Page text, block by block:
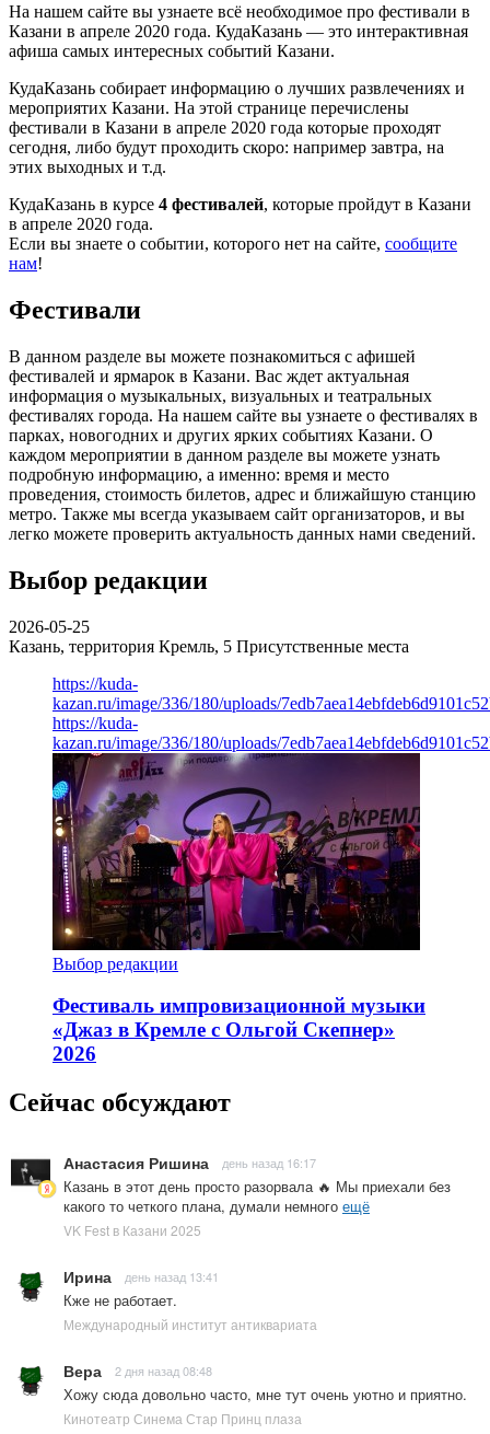
На нашем сайте вы узнаете всё необходимое про фестивали в
Казани в апреле 2020 года. КудаКазань — это интерактивная
афиша самых интересных событий Казани.
КудаКазань собирает информацию о лучших развлечениях и
мероприятих Казани. На этой странице перечислены
фестивали в Казани в апреле 2020 года которые проходят
сегодня, либо будут проходить скоро: например завтра, на
этих выходных и т.д.
КудаКазань в курсе 4 фестивалей, которые пройдут в Казани
в апреле 2020 года.
Если вы знаете о событии, которого нет на сайте, сообщите
нам!
Фестивали
В данном разделе вы можете познакомиться с афишей
фестивалей и ярмарок в Казани. Вас ждет актуальная
информация о музыкальных, визуальных и театральных
фестивалях города. На нашем сайте вы узнаете о фестивалях в
парках, новогодних и других ярких событиях Казани. О
каждом мероприятии в данном разделе вы можете узнать
подробную информацию, а именно: время и место
проведения, стоимость билетов, адрес и ближайшую станцию
метро. Также мы всегда указываем сайт организаторов, и вы
легко можете проверить актуальность данных нами сведений.
Выбор редакции
2026-05-25
Казань, территория Кремль, 5 Присутственные места
https://kuda-
kazan.ru/image/336/180/uploads/
https://kuda-
kazan.ru/image/336/180/uploads/
Выбор редакции
Фестиваль импровизационной музыки
«Джаз в Кремле с Ольгой Скепнер»
2026
Сейчас обсуждают
Анастасия Ришина день назад 16:17
Казань в этот день просто разорвала 🔥 Мы приехали без
какого то четкого плана, думали немного ещё
VK Fest в Казани 2025
Ирина день назад 13:41
Кже не работает.
Международный институт антиквариата
Вера 2 дня назад 08:48
Хожу сюда довольно часто, мне тут очень уютно и приятно.
Кинотеатр Синема Стар Принц плаза